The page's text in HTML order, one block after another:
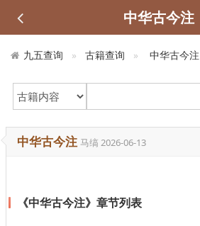
中华古今注
九五查询 古籍查询 中华古今注
中华古今注 马缟 2026-06-13
《中华古今注》章节列表